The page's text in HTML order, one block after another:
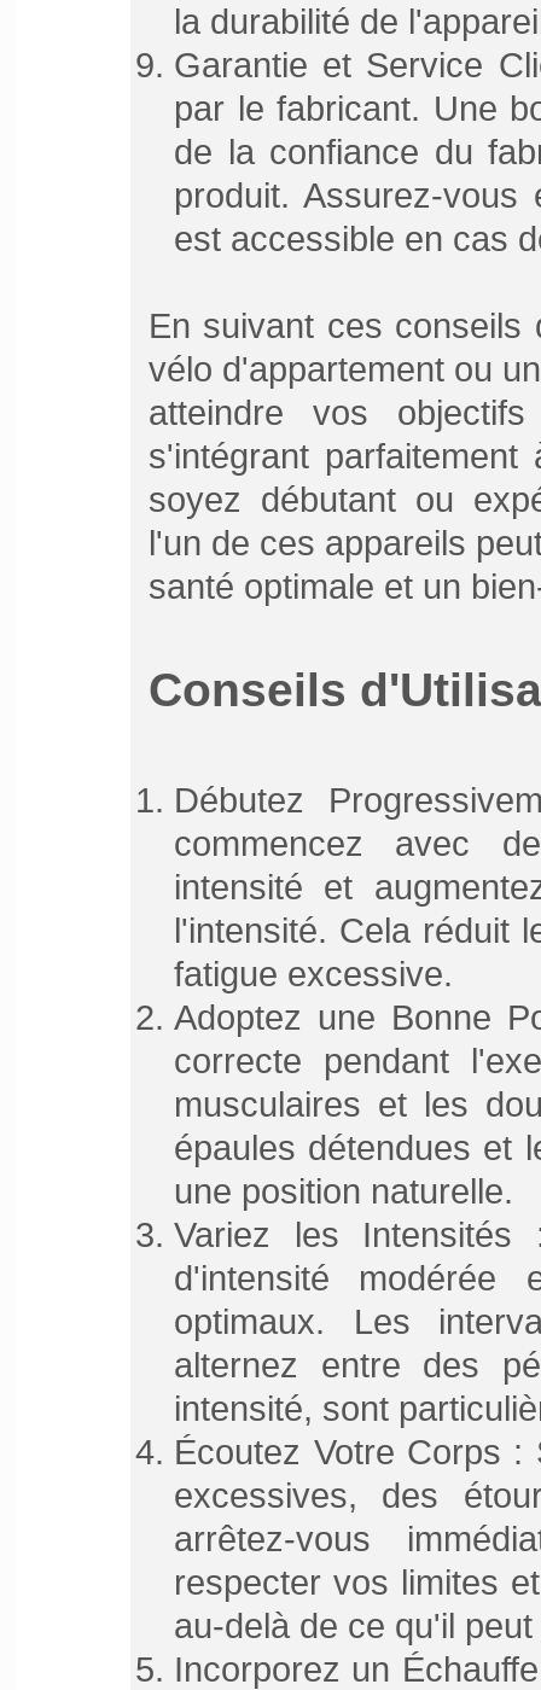
la durabilité de
Garantie et Service
par le fabricant. Une
de la confiance du
produit. Assurez-
est accessible en cas
En suivant ces conseils
vélo d'appartement ou
atteindre vos
s'intégrant
soyez débutant ou
l'un de ces appareils
santé optimale et un
Conseils
Débutez
commencez avec
intensité et
l'intensité. Cela réduit
fatigue excessive.
Adoptez une Bonne
correcte pendant
musculaires et les
épaules détendues et
une position naturelle.
Variez les
d'intensité
optimaux. Les
alternez entre des
intensité, sont
Écoutez Votre Corps
excessives, des
arrêtez-vous
respecter vos limites
au-delà de ce qu'il
Incorporez un